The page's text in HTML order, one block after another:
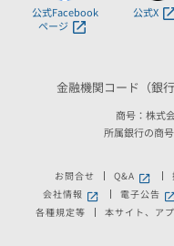
公式Facebook
ページ
公式X
金融機関コード（銀
商号：株式
所属銀行の商
お問合せ Q&A 新しい
会社情報新しいウィンドウ
電子公告新
各種規定等
本サイト、ア